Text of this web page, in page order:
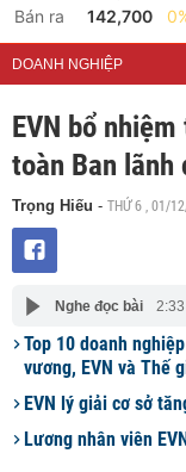
Bán ra
142,700
DOANH NGHIỆP
EVN bổ
toàn Ban lãnh
Trọng Hiếu - THỨ 6 , 01/
Nghe đọc bài 2:33
Top 10 doanh
vương, EVN và Thế
EVN lý giải cơ sở
Lương nhân viên